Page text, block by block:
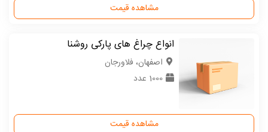
مشاهده قیمت
انواع چراغ های پارکی روشنا
اصفهان، فلاورجان
1000 عدد
مشاهده قیمت